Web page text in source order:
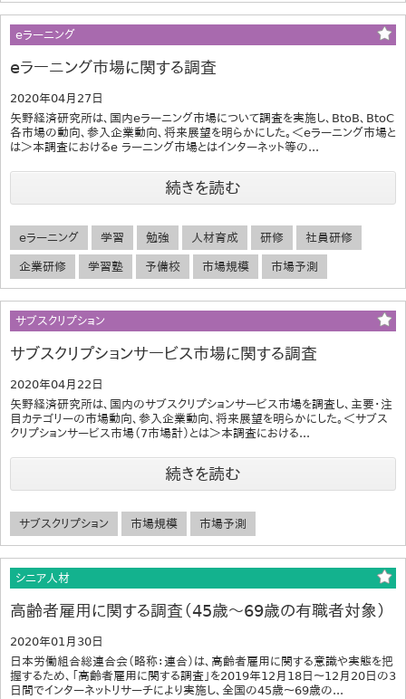
eラーニング
eラーニング市場に関する調査
2020年04月27日
矢野経済研究所は、国内eラーニング市場について調査を実施し、BtoB、BtoC
各市場の動向、参入企業動向、将来展望を明らかにした。＜eラーニング市場と
は＞本調査におけるe ラーニング市場とはインターネット等の...
続きを読む
eラーニング 学習 勉強 人材育成 研修 社員研修
企業研修 学習塾 予備校 市場規模 市場予測
サブスクリプション
サブスクリプションサービス市場に関する調査
2020年04月22日
矢野経済研究所は、国内のサブスクリプションサービス市場を調査し、主要・注
目カテゴリーの市場動向、参入企業動向、将来展望を明らかにした。＜サブス
クリプションサービス市場（7市場計）とは＞本調査における...
続きを読む
サブスクリプション 市場規模 市場予測
シニア人材
高齢者雇用に関する調査（45歳～69歳の有職者対象）
2020年01月30日
日本労働組合総連合会（略称：連合）は、高齢者雇用に関する意識や実態を把
握するため、「高齢者雇用に関する調査」を2019年12月18日～12月20日の3
日間でインターネットリサーチにより実施し、全国の45歳～69歳の...